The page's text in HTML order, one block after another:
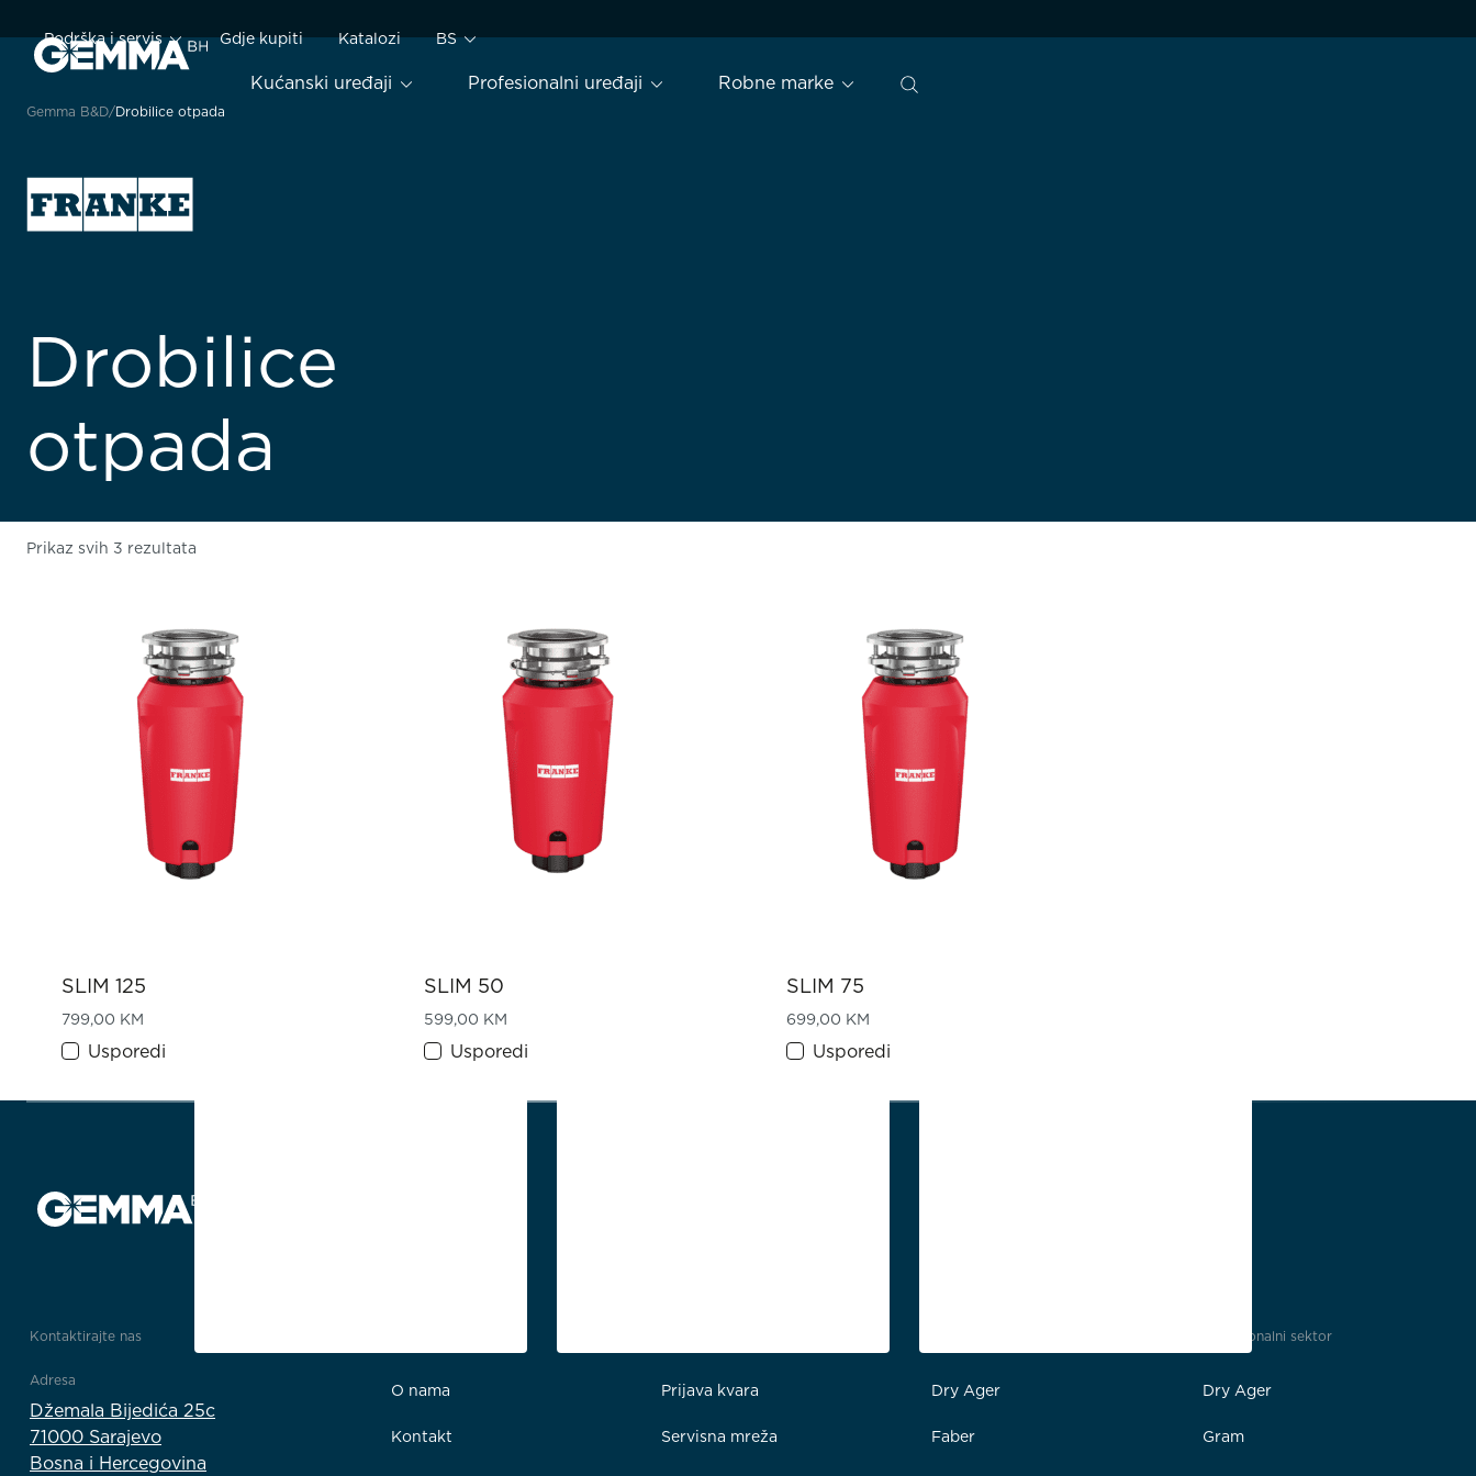
Kućanski uređaji Profesionalni uređaji Robne marke
Podrška i servis Gdje kupiti Katalozi BS
Gemma B&D Drobilice otpada
Drobilice
otpada
Prikaz svih 3 rezultata
SLIM 125
799,00 KM
Usporedi
SLIM 50
599,00 KM
Usporedi
SLIM 75
699,00 KM
Usporedi
Kontaktirajte nas
Adresa
Džemala Bijedića 25c
71000 Sarajevo
Bosna i Hercegovina
O nama
Kontakt
Prijava kvara
Servisna mreža
Dry Ager
Faber
Profesionalni sektor
Dry Ager
Gram